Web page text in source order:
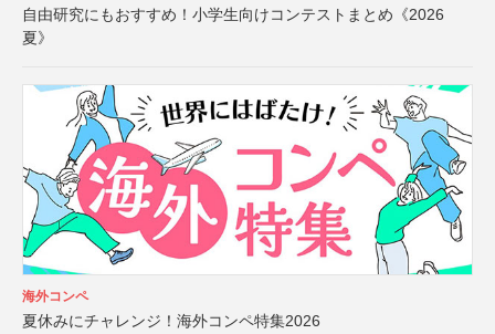
自由研究にもおすすめ！小学生向けコンテストまとめ《2026
夏》
海外コンペ
夏休みにチャレンジ！海外コンペ特集2026